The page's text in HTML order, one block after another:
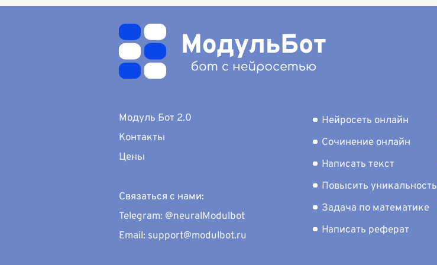
человеческого в
затрагивают...
Модуль Бот 2.0
Контакты
Цены
Связаться с нами:
Telegram: @neuralModulbot
Email: support@modulbot.ru
Нейросеть онлайн
Сочинение онлайн
Написать текст
Повысить уникальность
Задача по математике
Написать реферат